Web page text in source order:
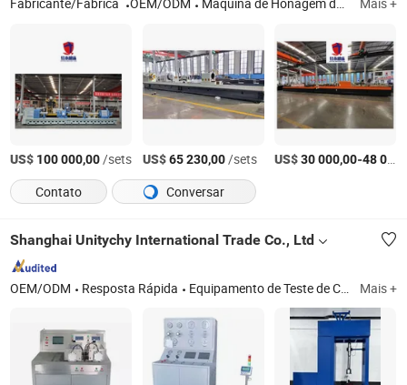
Fabricante/Fábrica OEM/ODM Máquina de Honagem de Furos Profundos CNC, Ferramenta de Perfuração BTA de Furos Profundos CNC, Ferramenta de Fresagem de Furos Profundos CNC, Máquina de Skiving e Burnishing de Rolos de Furos Profundos CNC Mais +
US$ 100 000,00/sets US$65 230,00/sets US$30 000,00-48 000,00
Contato Conversar
Shanghai Unitychy International Trade Co., Ltd
OEM/ODM Resposta Rápida Equipamento de Teste de Cilindros de Gás, Equipamento de Sistema de Enchimento de Gás, Equipamento de Inspeção de Fabricação, Equipamento de Enchimento de Dióxido de Carbono, F200 Equipamento de Sistema de Enchimento, Máquina de Teste de Vazamento de Ar, Teste de Ruptura de Pressão de Cilindro, Teste de Cilindros de Gás Liquefeito de Petróleo (GLP), Equipamento de Teste de Cilindros Sem Costura Mais +